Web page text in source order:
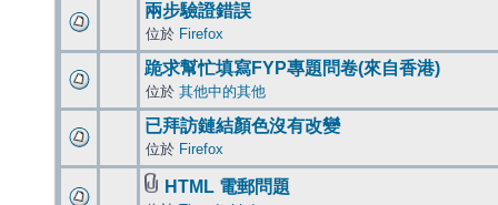
兩步驗證錯誤
位於 Firefox
跪求幫忙填寫FYP專題問卷(來自香港)
位於 其他中的其他
已拜訪鏈結顏色沒有改變
位於 Firefox
HTML 電郵問題